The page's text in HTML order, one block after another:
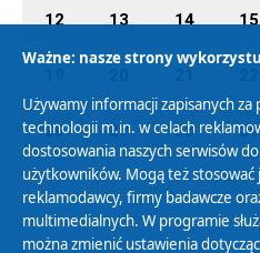
12 13 14 15
26 27 28 29
Ważne: nasze strony
Używamy informacji zapisanych
technologii m.in. w celach
dostosowania naszych serwisów
użytkowników. Mogą też stosować
reklamodawcy, firmy badawcze
multimedialnych. W programie
można zmienić ustawienia